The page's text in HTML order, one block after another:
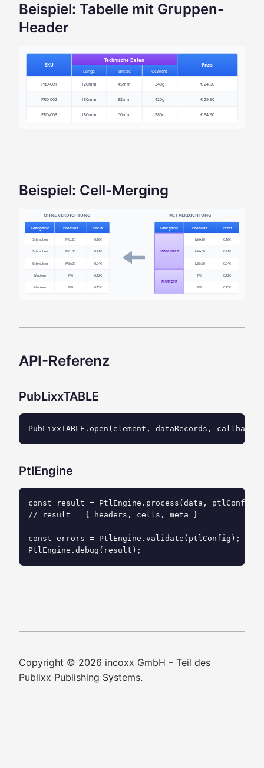
Beispiel: Tabelle mit Gruppen-
Header
SKU
Technische Daten
Länge
Breite Gewicht
Preis
PRD-001 120mm 45mm 340g € 24,90
PRD-002 150mm 52mm 420g € 29,90
PRD-003 180mm 60mm 580g € 34,90
Beispiel: Cell-Merging
OHNE VERDICHTUNG MIT VERDICHTUNG
Kategorie Produkt Preis
Schrauben M6x20 0,18€
Schrauben M6x30 0,21€
Schrauben M8x20 0,24€
Muttern M6 0,12€
Muttern M8 0,15€
Kategorie Produkt Preis
Schrauben
M6x20 0,18€
M6x30 0,21€
M8x20 0,24€
Muttern
M6 0,12€
M8 0,15€
API-Referenz
PubLixxTABLE
PubLixxTABLE.open(element, dataRecords, callback);
PtlEngine
const result = PtlEngine.process(data, ptlConfig);
// result = { headers, cells, meta }
const errors = PtlEngine.validate(ptlConfig);
Copyright © 2026 incoxx GmbH – Teil des
Publixx Publishing Systems.